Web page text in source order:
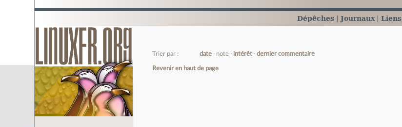
Dépêches Journaux Liens
Trier par : date note intérêt dernier commentaire
Revenir en haut de page